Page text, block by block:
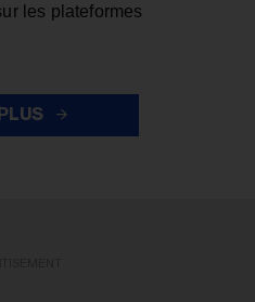
les plateformes